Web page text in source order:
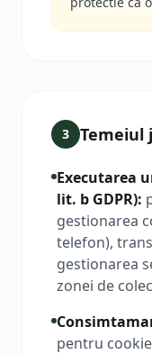
3 Temeiul
Executarea
lit. b GDPR):
gestionarea
telefon),
gestionarea
zonei de
pentru